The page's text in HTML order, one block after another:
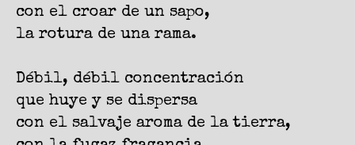
con el croar de un sapo,
la rotura de una rama.
Débil, débil concentración
que huye y se dispersa
con el salvaje aroma de la tierra,